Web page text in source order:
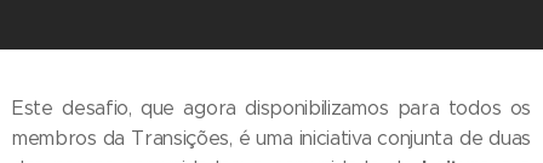
Este desafio, que agora disponibilizamos para todos os
membros da Transições, é uma iniciativa conjunta de duas